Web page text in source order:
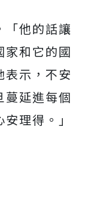
「他的話讓
家和它的國
表示，不安
蔓延進每個
理得。」